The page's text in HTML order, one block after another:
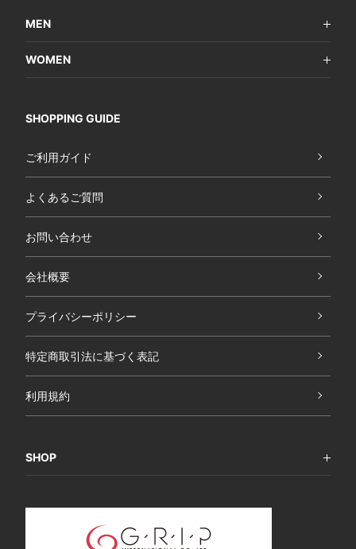
MEN
WOMEN
SHOPPING GUIDE
ご利用ガイド
よくあるご質問
お問い合わせ
会社概要
プライバシーポリシー
特定商取引法に基づく表記
利用規約
SHOP